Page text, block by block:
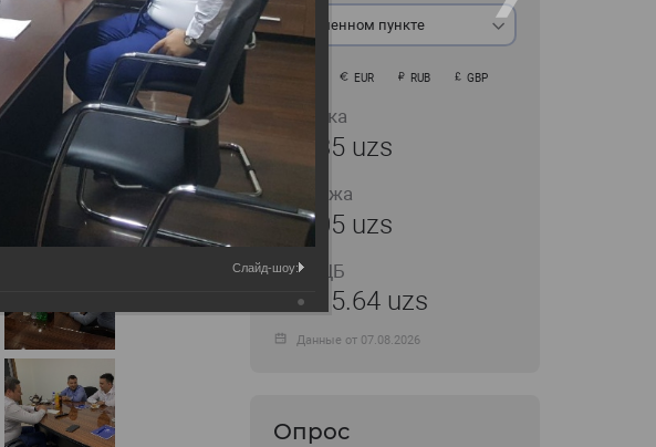
В обменном пункте
EUR RUB GBP
Покупка
11935 uzs
Продажа
12005 uzs
Курс ЦБ
11915.64 uzs
Данные от 07.08.2026
Опрос
Слайд-шоу: